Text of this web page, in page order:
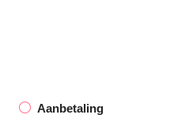
Aanbetaling